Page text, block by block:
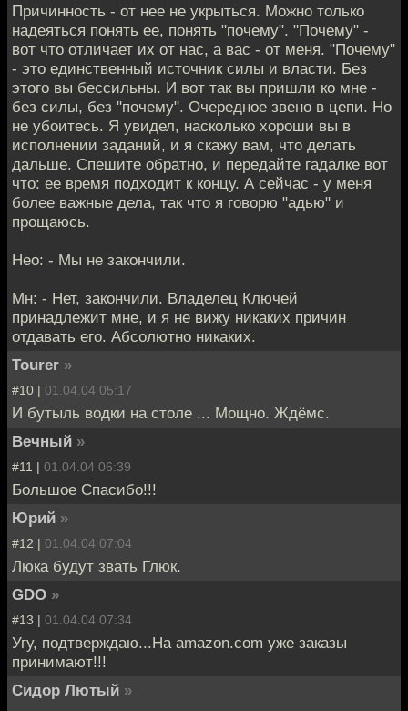
Причинность - от нее не укрыться. Можно только
надеяться понять ее, понять "почему". "Почему" -
вот что отличает их от нас, а вас - от меня. "Почему"
- это единственный источник силы и власти. Без
этого вы бессильны. И вот так вы пришли ко мне -
без силы, без "почему". Очередное звено в цепи. Но
не убоитесь. Я увидел, насколько хороши вы в
исполнении заданий, и я скажу вам, что делать
дальше. Спешите обратно, и передайте гадалке вот
что: ее время подходит к концу. А сейчас - у меня
более важные дела, так что я говорю "адью" и
прощаюсь.
Нео: - Мы не закончили.
Мн: - Нет, закончили. Владелец Ключей
принадлежит мне, и я не вижу никаких причин
отдавать его. Абсолютно никаких.
Tourer »
#10 | 01.04.04 05:17
И бутыль водки на столе ... Мощно. Ждёмс.
Вечный »
#11 | 01.04.04 06:39
Большое Спасибо!!!
Юрий »
#12 | 01.04.04 07:04
Люка будут звать Глюк.
GDO »
#13 | 01.04.04 07:34
Угу, подтверждаю...На amazon.com уже заказы
принимают!!!
Сидор Лютый »